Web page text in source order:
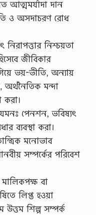
আত্মমর্যাদা দান
ও অসদাচরণ রোধ
নিরাপত্তার নিশ্চয়তা
জীবিকার
ভয়-ভীতি, অন্যায়
অর্থনৈতিক মন্দা
করা।
পেনশন, ভবিষ্যৎ
ব্যবস্থা করা।
মনোভাব
সম্পর্কের পরিবেশ
মালিকপক্ষ বা
লিপ্ত হওয়া
উত্তম শিল্প সম্পর্ক